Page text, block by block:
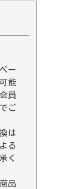
ー
能
員
ご
は
る
く
品